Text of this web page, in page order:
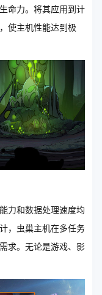
命力。将其应用到计
使主机性能达到极
力和数据处理速度均
，虫巢主机在多任务
求。无论是游戏、影